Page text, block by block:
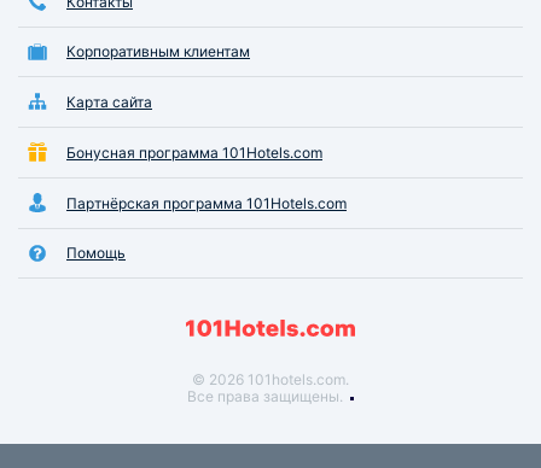
Корпоративным клиентам
Карта сайта
Бонусная программа 101Hotels.com
Партнёрская программа 101Hotels.com
Помощь
© 2026 101hotels.com.
Все права защищены.